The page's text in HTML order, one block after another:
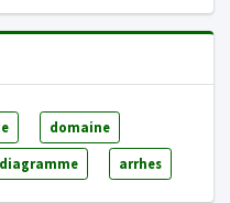
domaine
diagramme arrhes